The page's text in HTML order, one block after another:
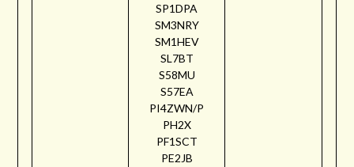
SP1DPA
SM3NRY
SM1HEV
SL7BT
S58MU
S57EA
PI4ZWN/P
PH2X
PF1SCT
PE2JB